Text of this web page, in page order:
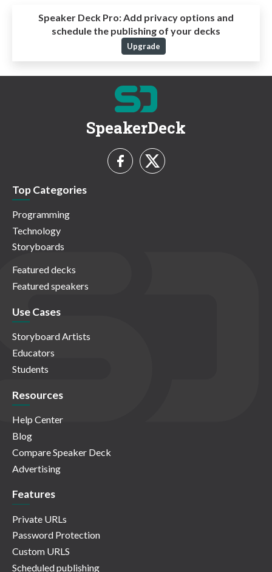
Speaker Deck Pro:Add privacy options and
schedule the publishing of your decks
Upgrade
SpeakerDeck
Top Categories
Programming
Technology
Storyboards
Featured decks
Featured speakers
Use Cases
Storyboard Artists
Educators
Students
Resources
Help Center
Blog
Compare Speaker Deck
Advertising
Features
Private URLs
Password Protection
Custom URLS
Scheduled publishing